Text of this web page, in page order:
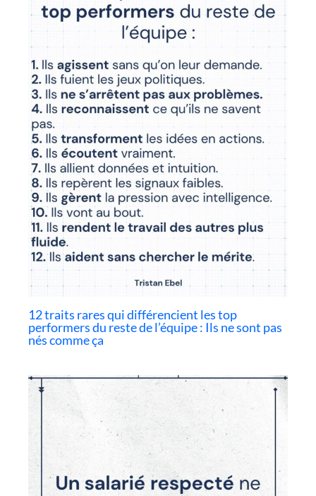
12 traits rares qui différencient les top
performers du reste de l’équipe : Ils ne sont pas
nés comme ça